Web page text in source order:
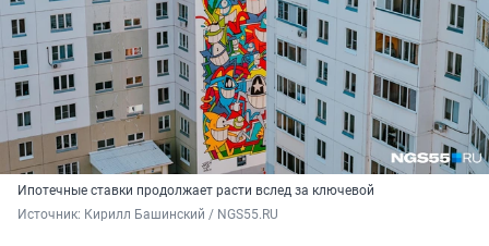
Ипотечные ставки продолжает расти вслед за ключевой
Источник: Кирилл Башинский / NGS55.RU